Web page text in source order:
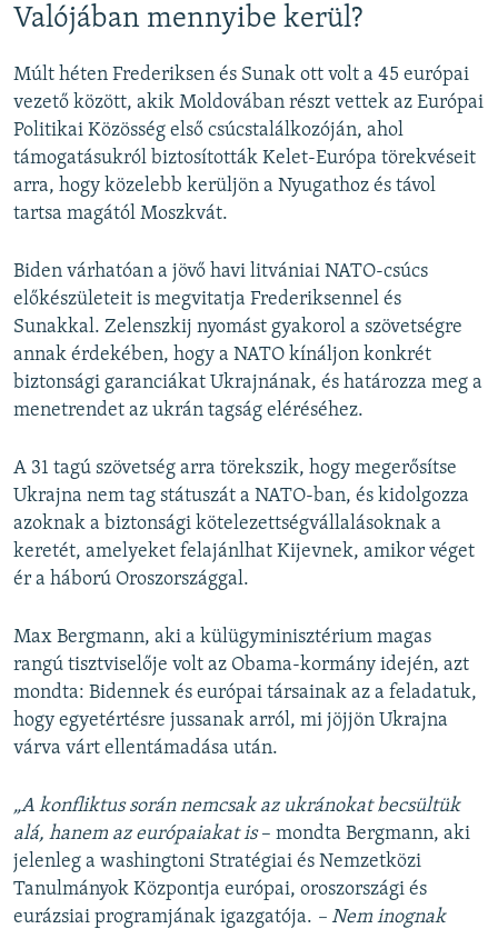
Valójában mennyibe kerül?
Múlt héten Frederiksen és Sunak ott volt a 45 európai
vezető között, akik Moldovában részt vettek az Európai
Politikai Közösség első csúcstalálkozóján, ahol
támogatásukról biztosították Kelet-Európa törekvéseit
arra, hogy közelebb kerüljön a Nyugathoz és távol
tartsa magától Moszkvát.
Biden várhatóan a jövő havi litvániai NATO-csúcs
előkészületeit is megvitatja Frederiksennel és
Sunakkal. Zelenszkij nyomást gyakorol a szövetségre
annak érdekében, hogy a NATO kínáljon konkrét
biztonsági garanciákat Ukrajnának, és határozza meg a
menetrendet az ukrán tagság eléréséhez.
A 31 tagú szövetség arra törekszik, hogy megerősítse
Ukrajna nem tag státuszát a NATO-ban, és kidolgozza
azoknak a biztonsági kötelezettségvállalásoknak a
keretét, amelyeket felajánlhat Kijevnek, amikor véget
ér a háború Oroszországgal.
Max Bergmann, aki a külügyminisztérium magas
rangú tisztviselője volt az Obama-kormány idején, azt
mondta: Bidennek és európai társainak az a feladatuk,
hogy egyetértésre jussanak arról, mi jöjjön Ukrajna
várva várt ellentámadása után.
„A konfliktus során nemcsak az ukránokat becsültük
alá, hanem az európaiakat is– mondta Bergmann, aki
jelenleg a washingtoni Stratégiai és Nemzetközi
Tanulmányok Központja európai, oroszországi és
eurázsiai programjának igazgatója. – Nem inognak